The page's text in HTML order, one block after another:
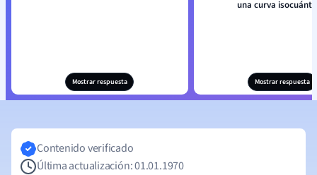
Mostrar respuesta
una curva
Mostrar respuesta
Contenido verificado
Última actualización: 01.01.1970